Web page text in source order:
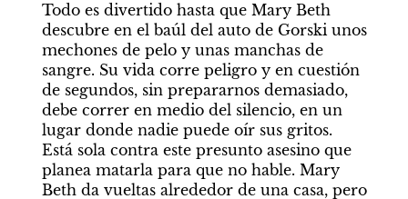
Todo es divertido hasta que Mary Beth
descubre en el baúl del auto de Gorski unos
mechones de pelo y unas manchas de
sangre. Su vida corre peligro y en cuestión
de segundos, sin prepararnos demasiado,
debe correr en medio del silencio, en un
lugar donde nadie puede oír sus gritos.
Está sola contra este presunto asesino que
planea matarla para que no hable. Mary
Beth da vueltas alrededor de una casa, pero